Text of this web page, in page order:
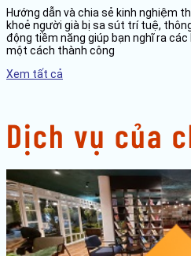
Hướng dẫn và chia sẻ kinh nghiệm
khoẻ người già bị sa sút trí tuệ,
động tiềm năng giúp bạn nghĩ ra
một cách thành công
Xem tất cả